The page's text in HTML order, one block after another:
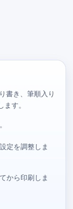
書き、筆順入り
す。
定を調整しま
から印刷しま